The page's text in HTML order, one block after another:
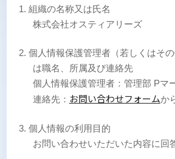
組織の名称又は氏名
株式会社オスティアリーズ
個人情報保護管理者（若しくはそ
は職名、所属及び連絡先
個人情報保護管理者：管理部 Pマ
連絡先： お問い合わせフォームか
個人情報の利用目的
お問い合わせいただいた内容に回